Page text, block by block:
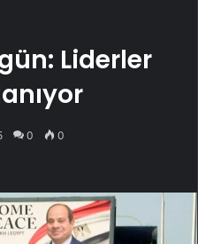
Liderler
0 0